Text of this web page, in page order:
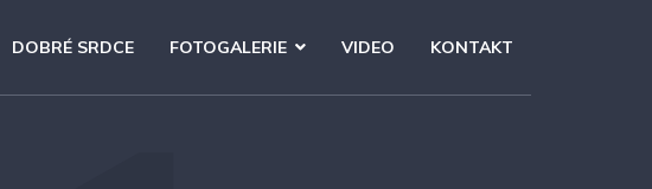
DOBRÉ SRDCE FOTOGALERIE VIDEO KONTAKT